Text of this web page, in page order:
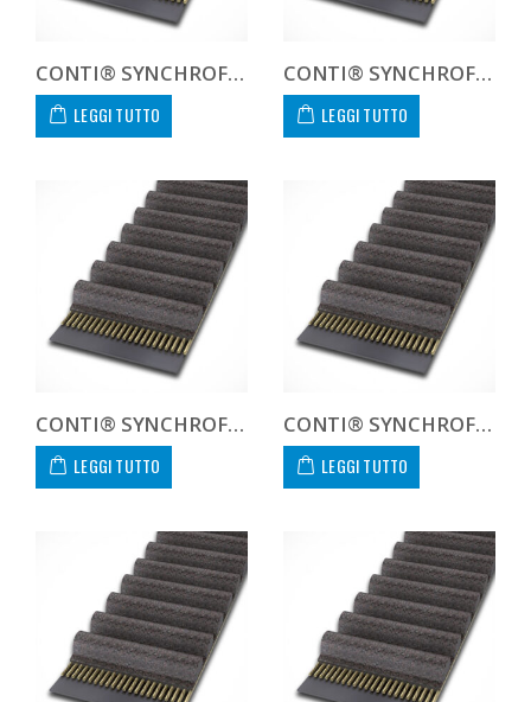
CONTI® SYNCHROFORCE CXA HTD141400115CXA
LEGGI TUTTO
CONTI® SYNCHROFORCE CXA HTD141400170CXA
LEGGI TUTTO
CONTI® SYNCHROFORCE CXA HTD14140040CXA
LEGGI TUTTO
CONTI® SYNCHROFORCE CXA HTD14140055CXA
LEGGI TUTTO